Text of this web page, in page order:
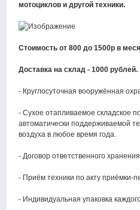
мотоциклов и другой техники.
Стоимость от 800 до 1500р в
Доставка на склад - 1000 рублей.
- Круглосуточная вооружённая
- Сухое отапливаемое складское
автоматически поддерживаемой
воздуха в любое время года.
- Договор ответственного
- Приём техники по акту приёмки-
- Индивидуальная упаковка